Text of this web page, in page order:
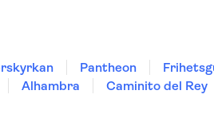
Pantheon
Alhambra Caminito del Rey